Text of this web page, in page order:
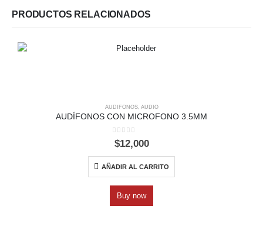
PRODUCTOS RELACIONADOS
AUDIFONOS, AUDIO
AUDÍFONOS CON MICROFONO 3.5MM
0out of 5
$12,000
AÑADIR AL CARRITO
Buy now